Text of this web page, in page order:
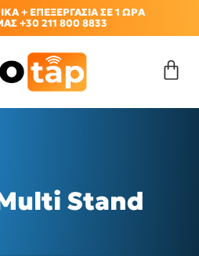
+ ΕΠΕΞΕΡΓΑΣΙΑ ΣΕ 1 ΩΡΑ
+30 211 800 8833
Stand